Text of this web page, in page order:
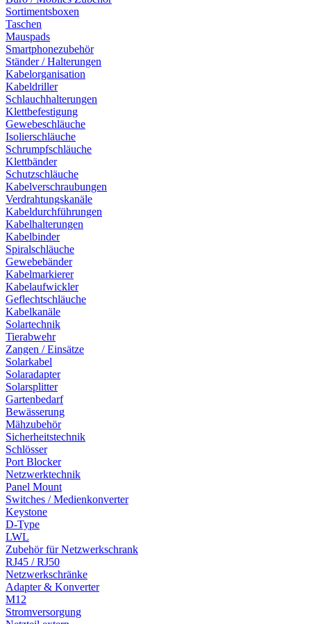
Sortimentsboxen
Taschen
Mauspads
Smartphonezubehör
Ständer / Halterungen
Kabelorganisation
Kabeldriller
Schlauchhalterungen
Klettbefestigung
Gewebeschläuche
Isolierschläuche
Schrumpfschläuche
Klettbänder
Schutzschläuche
Kabelverschraubungen
Verdrahtungskanäle
Kabeldurchführungen
Kabelhalterungen
Kabelbinder
Spiralschläuche
Gewebebänder
Kabelmarkierer
Kabelaufwickler
Geflechtschläuche
Kabelkanäle
Solartechnik
Tierabwehr
Zangen / Einsätze
Solarkabel
Solaradapter
Solarsplitter
Gartenbedarf
Bewässerung
Mähzubehör
Sicherheitstechnik
Schlösser
Port Blocker
Netzwerktechnik
Panel Mount
Switches / Medienkonverter
Keystone
D-Type
LWL
Zubehör für Netzwerkschrank
RJ45 / RJ50
Netzwerkschränke
Adapter & Konverter
M12
Stromversorgung